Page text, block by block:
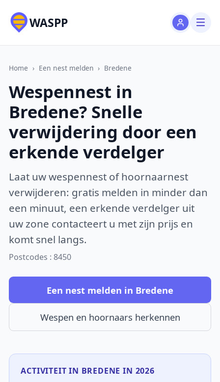
WASPP
Home › Een nest melden › Bredene
Wespennest in
Bredene? Snelle
verwijdering door een
erkende verdelger
Laat uw wespennest of hoornaarnest
verwijderen: gratis melden in minder dan
een minuut, een erkende verdelger uit
uw zone contacteert u met zijn prijs en
komt snel langs.
Postcodes : 8450
Een nest melden in Bredene
Wespen en hoornaars herkennen
ACTIVITEIT IN BREDENE IN 2026